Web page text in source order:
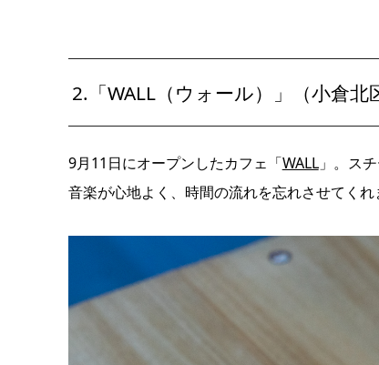
2.「WALL（ウォール）」（小倉
9月11 日にオープンしたカフェ 「WALL」 。ス
音楽が心地よく、時間の流れを忘れさせてくれ